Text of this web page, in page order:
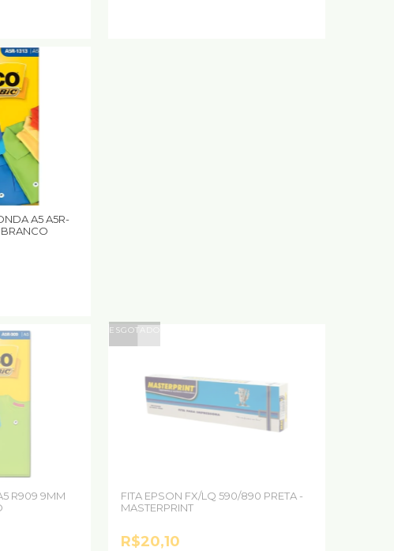
A5 A5R-
BRANCO
R909 9MM
ESGOTADO
FITA EPSON FX/LQ 590/890 PRETA -
MASTERPRINT
R$20,10